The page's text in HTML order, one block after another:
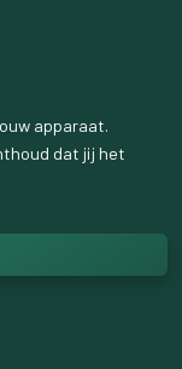
apparaat.
dat jij het